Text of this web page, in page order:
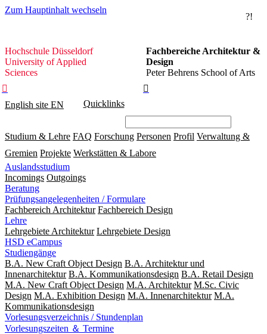
Zum Hauptinhalt wechseln
?!
Hochschule
Düsseldorf
Hochschule Düsseldorf
University of Applied
Sciences
Fachbereiche Architektur &
Design
Peter Behrens School of Arts


English site EN Quicklinks
Studium & Lehre FAQ Forschung Personen Profil Verwaltung &
Gremien Projekte Werkstätten & Labore
Auslandsstudium
Incomings Outgoings
Beratung
Prüfungsangelegenheiten / Formulare
Fachbereich Architektur Fachbereich Design
Lehre
Lehrgebiete Architektur Lehrgebiete Design
HSD eCampus
Studiengänge
B.A. New Craft Object Design B.A. Architektur und
Innenarchitektur B.A. Kommunikationsdesign B.A. Retail Design
M.A. New Craft Object Design M.A. Architektur M.Sc. Civic
Design M.A. Exhibition Design M.A. Innenarchitektur M.A.
Kommunikationsdesign
Vorlesungsverzeichnis / Stundenplan
Vorlesungszeiten ＆ Termine